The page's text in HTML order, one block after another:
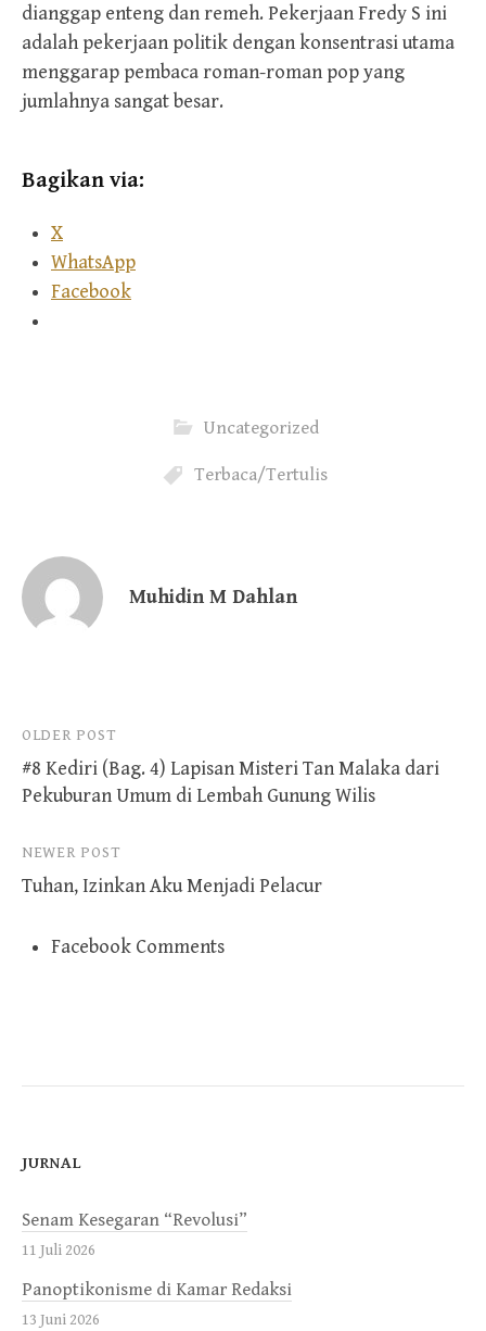
dianggap enteng dan remeh. Pekerjaan Fredy S ini
adalah pekerjaan politik dengan konsentrasi utama
menggarap pembaca roman-roman pop yang
jumlahnya sangat besar.
Bagikan via:
X
WhatsApp
Facebook
Uncategorized
Terbaca/Tertulis
Muhidin M Dahlan
Post
navigation
OLDER POST
#8 Kediri (Bag. 4) Lapisan Misteri Tan Malaka dari
Pekuburan Umum di Lembah Gunung Wilis
NEWER POST
Tuhan, Izinkan Aku Menjadi Pelacur
Facebook Comments
JURNAL
Senam Kesegaran “Revolusi”
11 Juli 2026
Panoptikonisme di Kamar Redaksi
13 Juni 2026